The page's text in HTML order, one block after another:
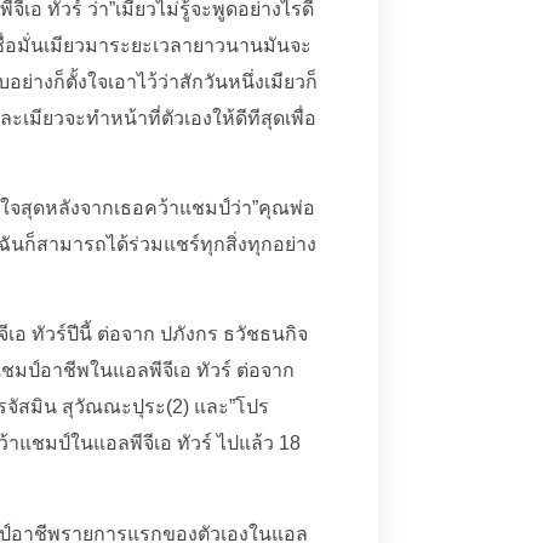
เอ ทัวร์ ว่า”เมียวไม่รู้จะพูดอย่างไรดี
นเมียวมาระยะเวลายาวนานมันจะ
ย่างก็ตั้งใจเอาไว้ว่าสักวันหนึ่งเมียวก็
เมียวจะทำหน้าที่ตัวเองให้ดีทีสุดเพื่อ
จสุดหลังจากเธอคว้าแชมป์ว่า”คุณพ่อ
นก็สามารถได้ร่วมแชร์ทุกสิ่งทุกอย่าง
อ ทัวร์ปีนี้ ต่อจาก ปภังกร ธวัชธนกิจ
มป์อาชีพในแอลพีจีเอ ทัวร์ ต่อจาก
รจัสมิน สุวัณณะปุระ(2) และ”โปร
แชมป์ในแอลพีจีเอ ทัวร์ ไปแล้ว 18
าชีพรายการแรกของตัวเองในแอล